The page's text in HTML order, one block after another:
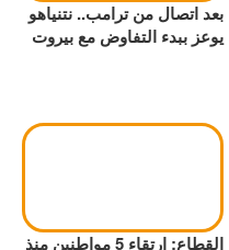
بعد اتصال من ترامب.. نتنياهو
يوعز ببدء التفاوض مع بيروت
القطاع: ارتقاء 5 مواطنين منذ